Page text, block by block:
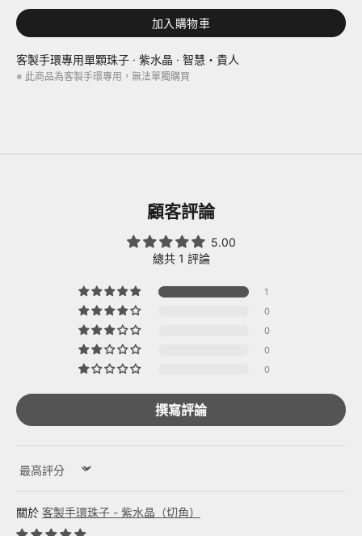
加入購物車
客製手環專用單顆珠子 · 紫水晶 · 智慧・貴人
※ 此商品為客製手環專用，無法單獨購買
顧客評論
5.00
總共 1 評論
1
0
0
0
0
撰寫評論
Sort by
客製手環珠子 - 紫水晶（切角）